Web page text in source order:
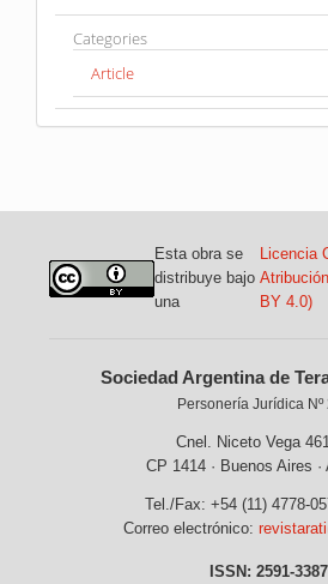
Categories
Article
Esta obra se
distribuye bajo
una
Licencia
BY 4.0)
Sociedad Argentina de
Personería Jurídica Nº
Cnel. Niceto Vega
CP 1414 · Buenos Aires ·
Tel./Fax: +54 (11) 4778-
Correo electrónico:
ISSN: 2591-3387